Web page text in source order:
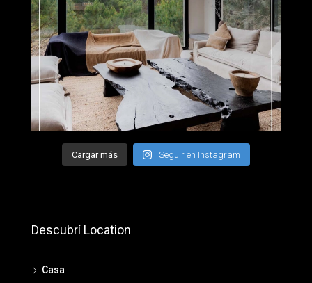
Cargar más Seguir en Instagram
Descubrí Location
Casa